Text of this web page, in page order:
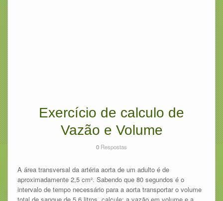
Exercício de calculo de
Vazão e Volume
0 Respostas
A área transversal da artéria aorta de um adulto é de
aproximadamente 2,5 cm². Sabendo que 80 segundos é o
intervalo de tempo necessário para a aorta transportar o volume